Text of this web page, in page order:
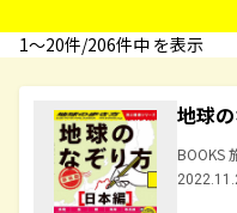
1〜20件/206件中 を表示
地球
BOOKS